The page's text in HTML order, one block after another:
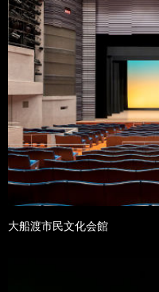
大船渡市民文化会館